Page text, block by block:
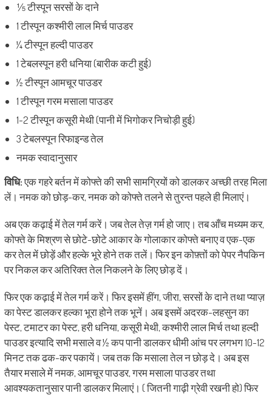
⅕ टीस्पून सरसों के दाने
1 टीस्पून कश्मीरी लाल मिर्च पाउडर
¼ टीस्पून हल्दी पाउडर
1 टेबलस्पून हरी धनिया (बारीक कटी हुई)
½ टीस्पून आमचूर पाउडर
1 टीस्पून गरम मसाला पाउडर
1-2 टीस्पून कसूरी मेथी (पानी में भिगोकर निचोड़ी हुई)
3 टेबलस्पून रिफाइन्ड तेल
नमक स्वादानुसार
विधि:एक गहरे बर्तन में कोफ्ते की सभी सामग्रियों को डालकर अच्छी तरह मिला
लें। नमक को छोड़-कर, नमक को कोफ्ते तलने से तुरन्त पहले ही मिलाएं।
अबएक कढ़ाई में तेल गर्म करें। जब तेल तेज़ गर्म हो जाए। तब आँच मध्यम कर,
कोफ्ते के मिश्रण से छोटे-छोटे आकार के गोलाकार कोफ्ते बनाए व एक-एक
कर तेल में छोड़ें और हल्के भूरे होने तक तलें। फिर इन कोफ़्तों को पेपर नैपकिन
पर निकल कर अतिरिक्त तेल निकलने के लिए छोड़ दें।
फिर एक कढ़ाई में तेल गर्म करें। फिर इसमें हींग, जीरा, सरसों के दाने तथा प्याज़
का पेस्ट डालकर हल्का भूरा होने तक भूनें। अब इसमें अदरक-लहसुन का
पेस्ट, टमाटर का पेस्ट, हरी धनिया, कसूरी मेथी, कश्मीरी लाल मिर्च तथा हल्दी
पाउडर इत्यादि सभी मसाले व ½ कप पानी डालकर धीमी आंच पर लगभग 10-12
मिनट तक ढक-कर पकायें। जब तक कि मसाला तेल न छोड़ दे। अब इस
तैयार मसाले में नमक, आमचूर पाउडर, गरम मसाला पाउडर तथा
आवश्यकतानुसार पानी डालकर मिलाएं। ( जितनी गाढ़ी ग्रेवी रखनी हो) फिर